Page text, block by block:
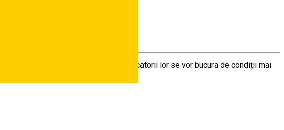
Siretului. Peste 140 de micuți și educatorii lor se vor bucura de condiții mai